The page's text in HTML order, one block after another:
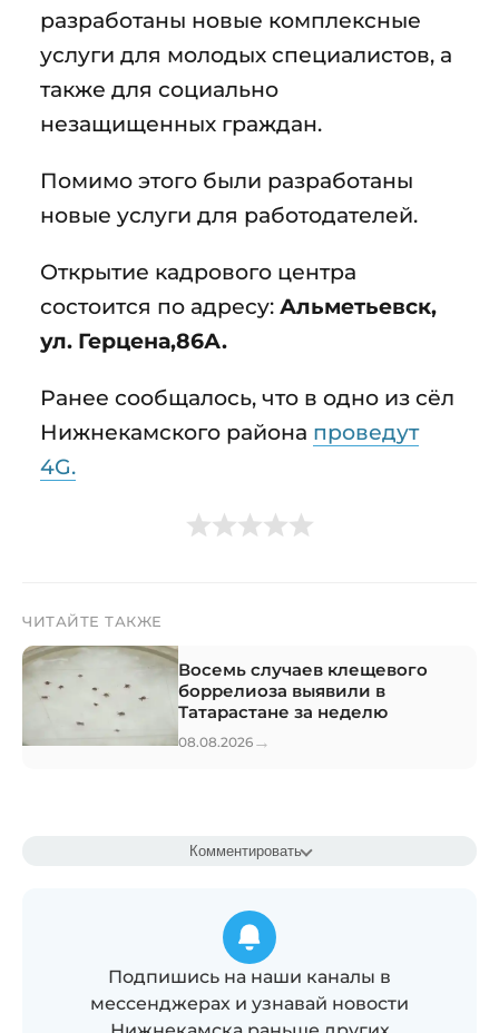
разработаны новые комплексные
услуги для молодых специалистов, а
также для социально
незащищенных граждан.
Помимо этого были разработаны
новые услуги для работодателей.
Открытие кадрового центра
состоится по адресу: Альметьевск,
ул. Герцена,86А.
Ранее сообщалось, что в одно из сёл
Нижнекамского района проведут
4G.
ЧИТАЙТЕ ТАКЖЕ
Восемь случаев клещевого
боррелиоза выявили в
Татарастане за неделю
08.08.2026 →
Комментировать
Подпишись на наши каналы в
мессенджерах и узнавай новости